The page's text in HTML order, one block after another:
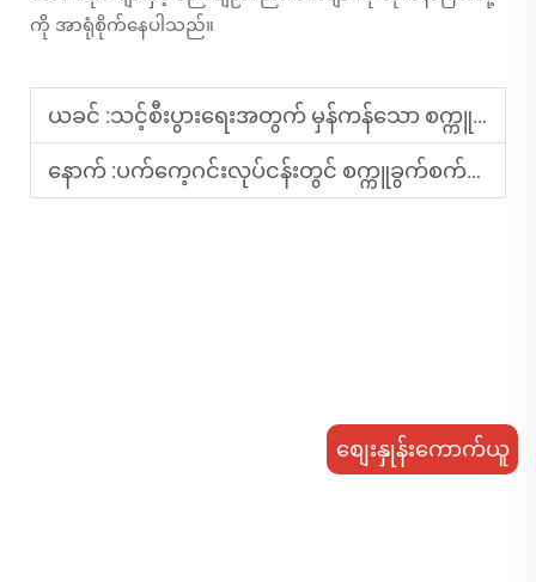
ကို အာရုံစိုက်နေပါသည်။
ယခင် :သင့်စီးပွားရေးအတွက် မှန်ကန်သော စက္ကူခွက်စက်ကို ရွေးချယ်နည်း
နောက် :ပက်ကေ့ဂင်းလုပ်ငန်းတွင် စက္ကူခွက်စက်များ - အသုံးပြုမှုနှင့် လားရာများ
စျေးနှုန်းကောက်ယူ